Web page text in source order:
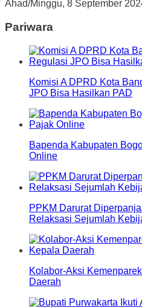
Ahad/Minggu, 8 September
Pariwara
Komisi A DPRD Kota
JPO Bisa Hasilkan PAD
Bapenda Kabupaten
Online
PPKM Darurat
Relaksasi Sejumlah
Kolabor-Aksi
Daerah